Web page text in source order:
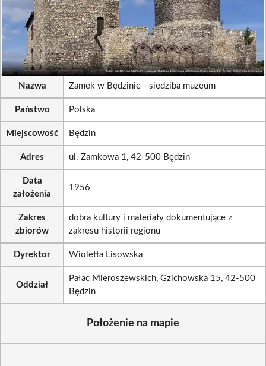
Nazwa Zamek w Będzinie - siedziba muzeum
Państwo Polska
Miejscowość Będzin
Adres ul. Zamkowa 1, 42-500 Będzin
Data
założenia
1956
Zakres
zbiorów
dobra kultury i materiały dokumentujące z
zakresu historii regionu
Dyrektor Wioletta Lisowska
Oddział
Pałac Mieroszewskich, Gzichowska 15, 42-500
Będzin
Położenie na mapie